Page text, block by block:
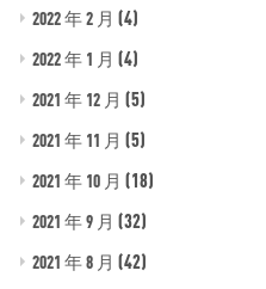
2022 年 2 月 (4)
2022 年 1 月 (4)
2021 年 12 月 (5)
2021 年 11 月 (5)
2021 年 10 月 (18)
2021 年 9 月 (32)
2021 年 8 月 (42)